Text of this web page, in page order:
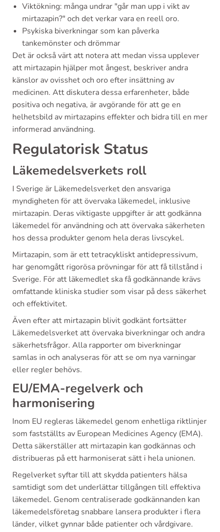
Viktökning: många undrar "går man upp i vikt av
mirtazapin?" och det verkar vara en reell oro.
Psykiska biverkningar som kan påverka
tankemönster och drömmar
Det är också värt att notera att medan vissa upplever
att mirtazapin hjälper mot ångest, beskriver andra
känslor av ovisshet och oro efter insättning av
medicinen. Att diskutera dessa erfarenheter, både
positiva och negativa, är avgörande för att ge en
helhetsbild av mirtazapins effekter och bidra till en mer
informerad användning.
Regulatorisk Status
Läkemedelsverkets roll
I Sverige är Läkemedelsverket den ansvariga
myndigheten för att övervaka läkemedel, inklusive
mirtazapin. Deras viktigaste uppgifter är att godkänna
läkemedel för användning och att övervaka säkerheten
hos dessa produkter genom hela deras livscykel.
Mirtazapin, som är ett tetracykliskt antidepressivum,
har genomgått rigorösa prövningar för att få tillstånd i
Sverige. För att läkemedlet ska få godkännande krävs
omfattande kliniska studier som visar på dess säkerhet
och effektivitet.
Även efter att mirtazapin blivit godkänt fortsätter
Läkemedelsverket att övervaka biverkningar och andra
säkerhetsfrågor. Alla rapporter om biverkningar
samlas in och analyseras för att se om nya varningar
eller regler behövs.
EU/EMA-regelverk och
harmonisering
Inom EU regleras läkemedel genom enhetliga riktlinjer
som fastställts av European Medicines Agency (EMA).
Detta säkerställer att mirtazapin kan godkännas och
distribueras på ett harmoniserat sätt i hela unionen.
Regelverket syftar till att skydda patienters hälsa
samtidigt som det underlättar tillgången till effektiva
läkemedel. Genom centraliserade godkännanden kan
läkemedelsföretag snabbare lansera produkter i flera
länder, vilket gynnar både patienter och vårdgivare.